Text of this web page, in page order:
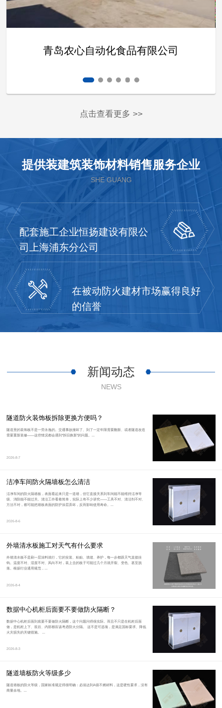
青岛农心自动化食品有限公司
点击查看更多 >>
提供装建筑装饰材料销售服务企业
SHE GUANG
配套施工企业恒扬建设有限公
司上海浦东分公司
在被动防火建材市场赢得良好
的信誉
新闻动态
NEWS
隧道防火装饰板拆除更换方便吗？
隧道里的装饰板不是一劳永逸的。交通事故撞坏了、到了一定年限需要翻新、或者隧道改造
需要重新装修——这些情况都会遇到“拆旧换新”的问题。...
2026-8-7
洁净车间防火隔墙板怎么清洁
洁净车间的防火隔墙板，表面看起来只是一道墙，但它直接关系到车间能不能维持洁净等
级、消防能不能过关。清洁工作看着简单，实际上有不少讲究——工具不对、清洁剂不对、
方法不对，都可能把墙板表面的防护涂层弄坏，反而影响使用寿命。...
2026-8-6
外墙清水板施工对天气有什么要求
外墙清水板不是刷一层涂料就行，它的安装、粘贴、填缝、养护，每一步都跟天气直接挂
钩。温度不对、湿度不对、风向不对，装上去的板子可能过几个月就开裂、变色、甚至脱
落。根据行业通用规范，...
2026-8-4
数据中心机柜后面要不要做防火隔断？
数据中心机柜后面到底要不要做防火隔断，这个问题问得很实际。而且不只是在机柜后面
做，是机柜上下、前后、内部都应该考虑防火分隔。 这不是可选项，是满足国标要求、降低
火灾损失的关键措施。 ...
2026-8-3
隧道墙板防火等级多少
隧道墙板的防火等级，国家标准规定得很明确：必须达到A级不燃材料，这是硬性要求，没有
商量余地。...